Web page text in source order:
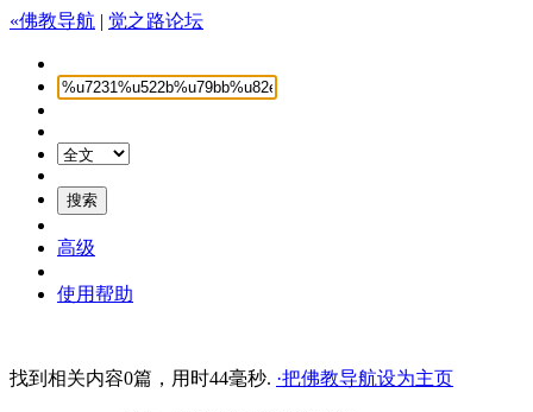
«佛教导航 | 觉之路论坛
高级
使用帮助
找到相关内容0篇，用时44毫秒. ·把佛教导航设为主页